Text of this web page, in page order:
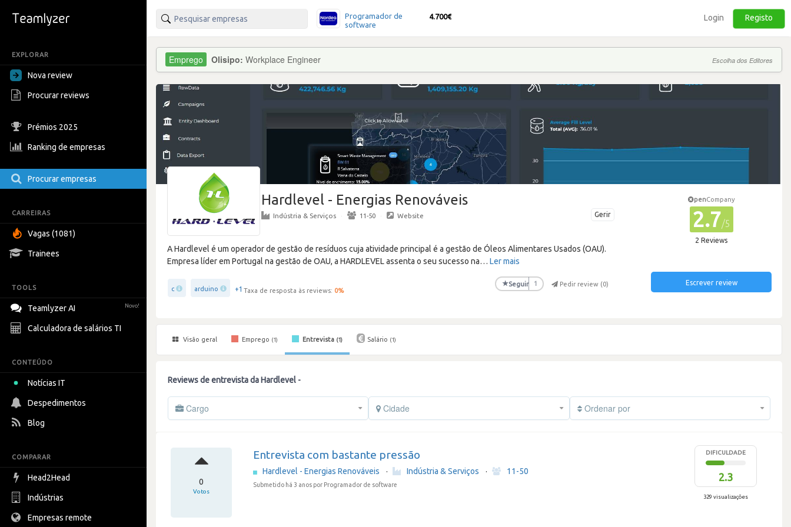
EXPLORAR
Nova review
Procurar reviews
Prémios 2025
Ranking de empresas
Procurar empresas
CARREIRAS
Vagas (1081)
Trainees
TOOLS
Teamlyzer AI Novo!
Calculadora de salários TI
CONTEÚDO
Notícias IT
Despedimentos
Blog
COMPARAR
Head2Head
Indústrias
Empresas remote
Programador de
software
4.700€ Login Registo
Olisipo: Workplace Engineer Escolha dos Editores
Hardlevel - Energias Renováveis
Gerir
Indústria & Serviços · 11-50 · Website
A Hardlevel é um operador de gestão de resíduos cuja atividade principal é a gestão de Óleos Alimentares Usados (OAU).
Empresa líder em Portugal na gestão de OAU, a HARDLEVEL assenta o seu sucesso na… Ler mais
c arduino +1 Taxa de resposta às reviews: 0%
★Seguir 1 Pedir review (0)
penCompany
2.7/5
2 Reviews
Escrever review
Visão geral Emprego (1) Entrevista (1) Salário (1)
Reviews de entrevista da Hardlevel -
Cargo Cidade Ordenar por
0
Votos
Entrevista com bastante pressão
Hardlevel - Energias Renováveis · Indústria & Serviços · 11-50
Submetido há 3 anos por Programador de software
DIFICULDADE
2.3
329 visualizações